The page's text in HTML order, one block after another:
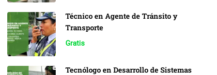
Técnico en Agente de Tránsito y
Transporte
Gratis
Tecnólogo en Desarrollo de Sistemas